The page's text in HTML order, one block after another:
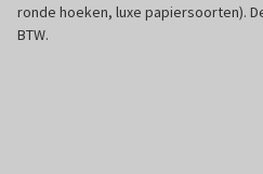
ronde hoeken, luxe papiersoorten).
BTW.